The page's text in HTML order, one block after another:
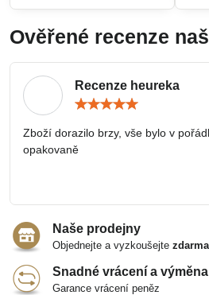
Ověřené recenze
Recenze heureka
5
Zboží dorazilo brzy, vše bylo v
opakovaně
Naše prodejny
Objednejte a vyzkoušejte zdarma
Snadné vrácení a
Garance vrácení peněz